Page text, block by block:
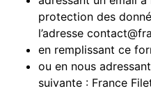
protection des
l’adresse
en remplissant ce
ou en nous
suivante : France